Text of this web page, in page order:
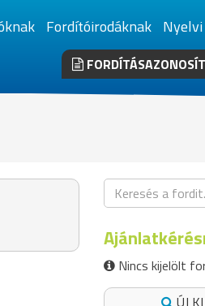
Fordítóirodáknak
Nincs kijelölt
ÚJ